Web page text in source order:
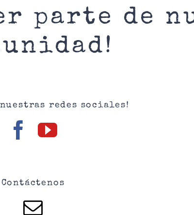
parte de
nuestras redes sociales!
Contáctenos